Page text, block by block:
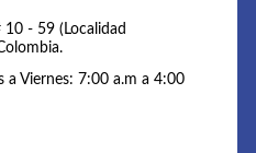
10 - 59 (Localidad
a Viernes: 7:00 a.m a 4:00